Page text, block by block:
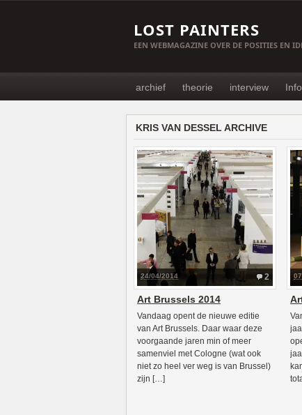
LOST PAINTERS
EEN WEBMAGAZINE OVER DE POSITIES EN
archief theorie interview Info
KRIS VAN DESSEL ARCHIVE
2
24/04/2014
Art Brussels 2014
Vandaag opent de nieuwe editie
van Art Brussels. Daar waar deze
voorgaande jaren min of meer
samenviel met Cologne (wat ook
niet zo heel ver weg is van Brussel)
zijn […]